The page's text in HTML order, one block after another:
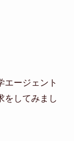
エージェント
をしてみまし